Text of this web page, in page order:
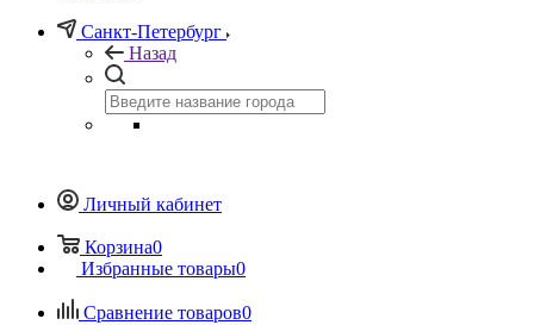
Санкт-Петербург
Назад
Личный кабинет
Корзина0
Избранные товары0
Сравнение товаров0